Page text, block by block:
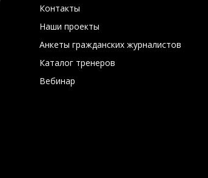
Контакты
Наши проекты
Анкеты гражданских журналистов
Каталог тренеров
Вебинар